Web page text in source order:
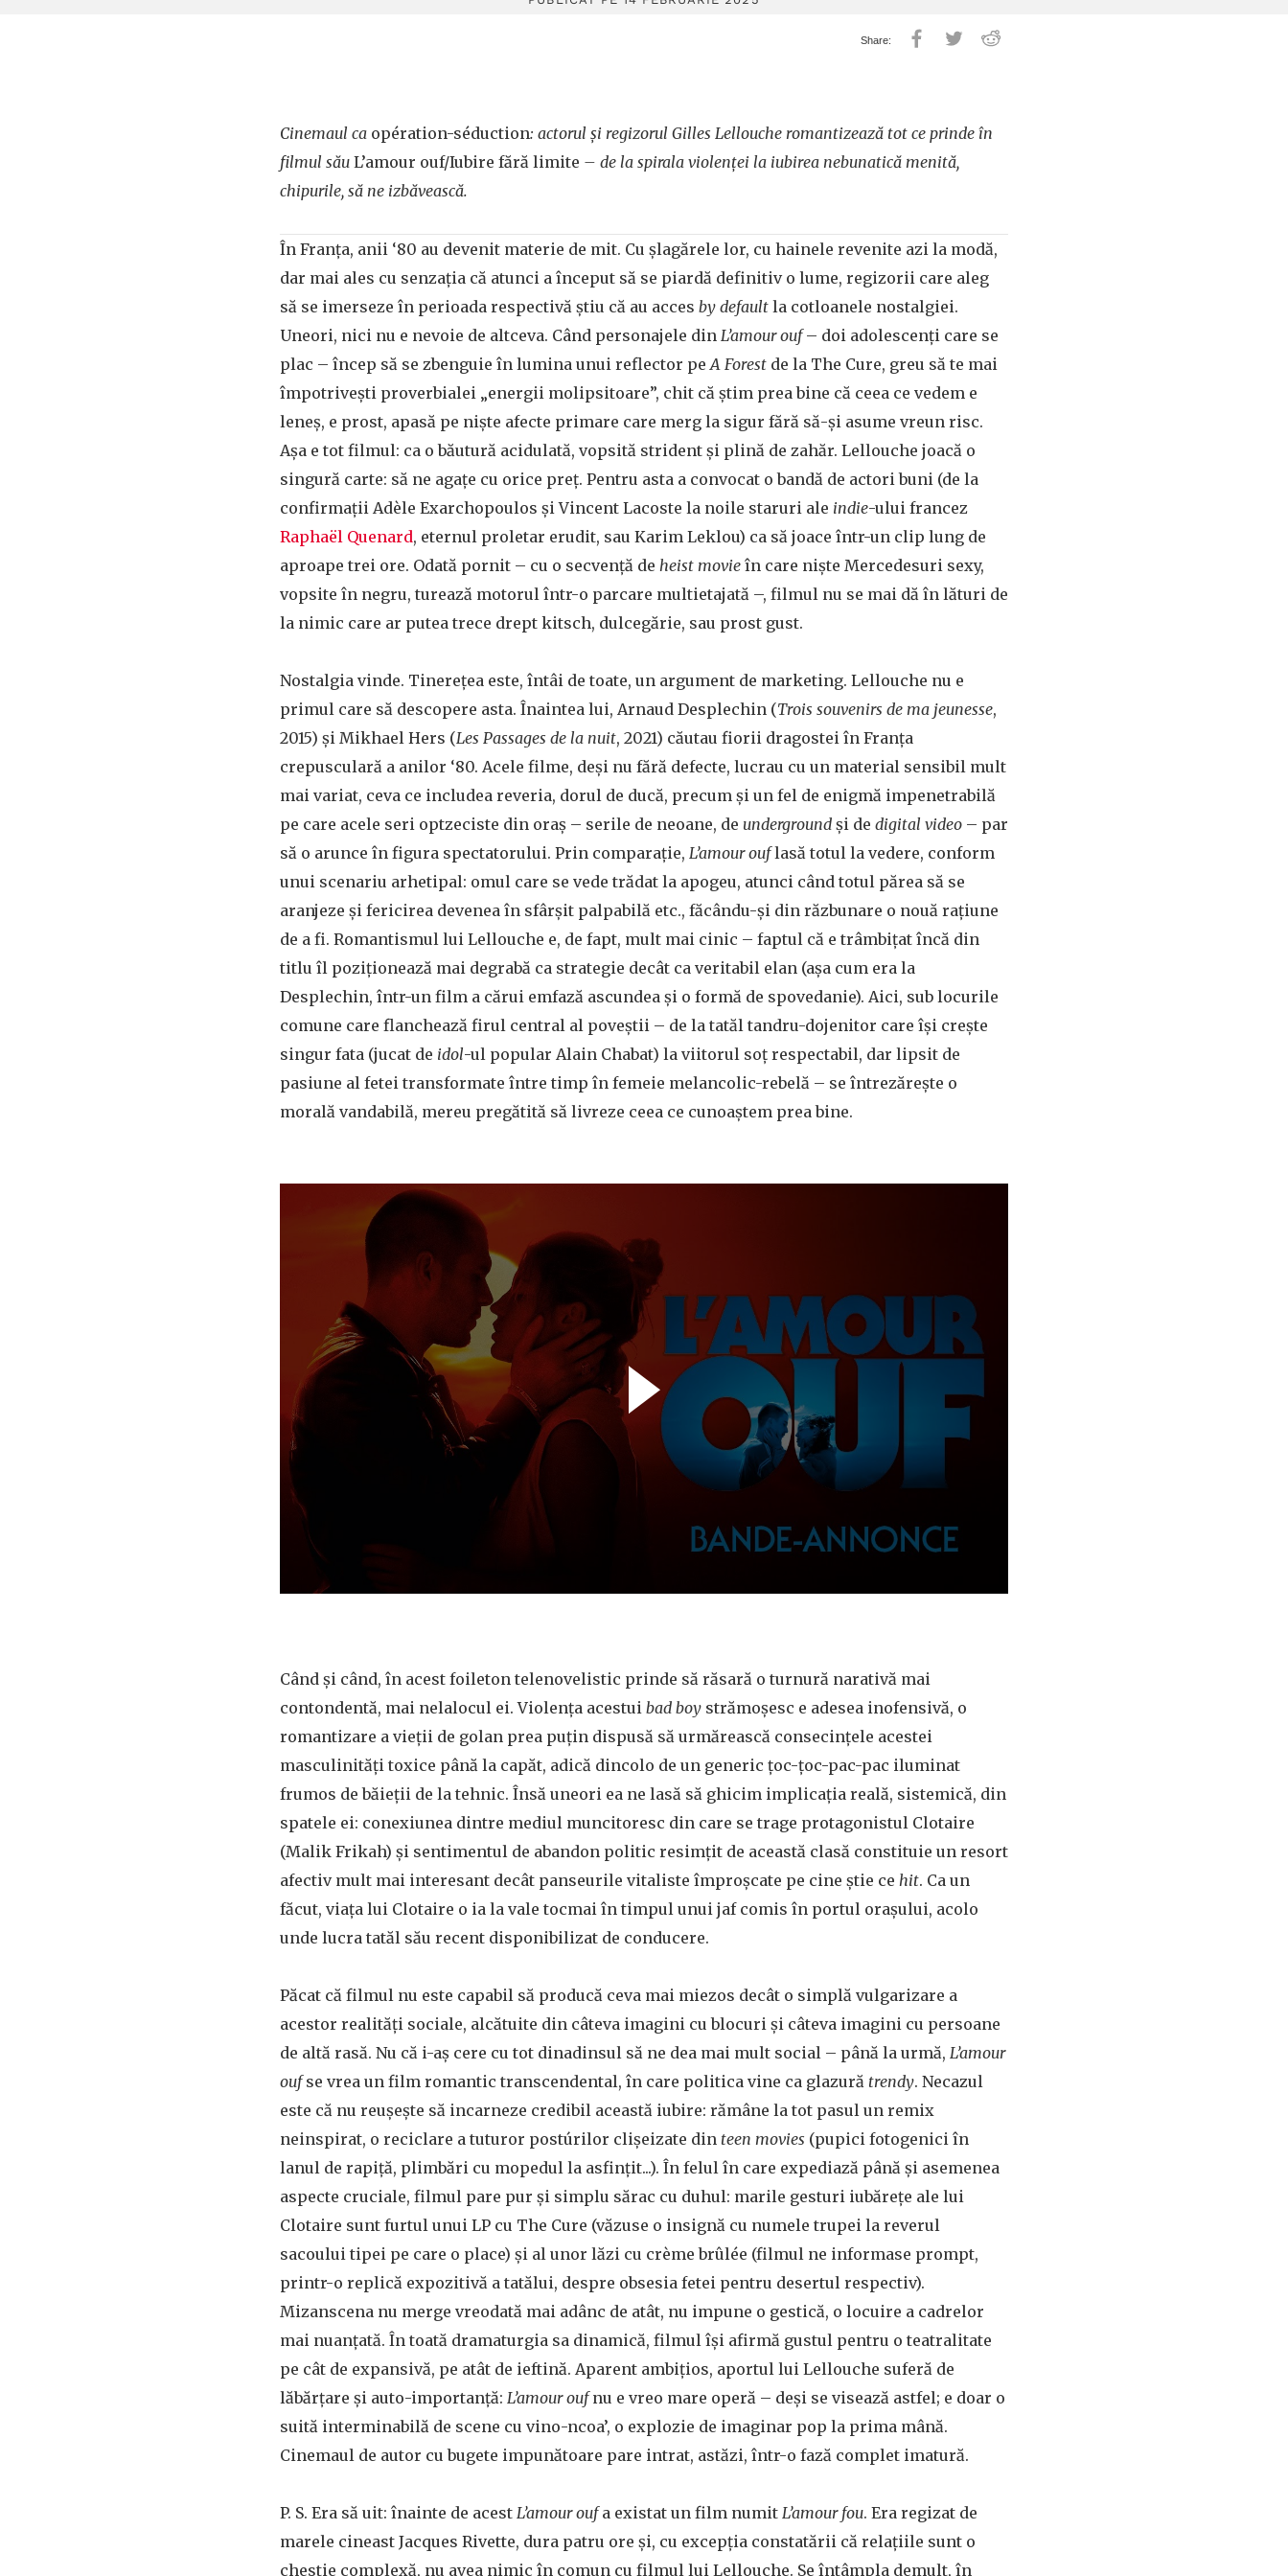
Cinemaul ca opération-séduction: actorul și regizorul Gilles Lellouche romantizează tot ce prinde în
filmul său L’amour ouf/Iubire fără limite – de la spirala violenței la iubirea nebunatică menită,
chipurile, să ne izbăvească.
În Franța, anii ‘80 au devenit materie de mit. Cu șlagărele lor, cu hainele revenite azi la modă,
dar mai ales cu senzația că atunci a început să se piardă definitiv o lume, regizorii care aleg
să se imerseze în perioada respectivă știu că au acces by default la cotloanele nostalgiei.
Uneori, nici nu e nevoie de altceva. Când personajele din L’amour ouf– doi adolescenți care se
plac – încep să se zbenguie în lumina unui reflector peA Forest de la The Cure, greu să te mai
împotrivești proverbialei „energii molipsitoare”, chit că știm prea bine că ceea ce vedem e
leneș, e prost, apasă pe niște afecte primare care merg la sigur fără să-și asume vreun risc.
Așa e tot filmul: ca o băutură acidulată, vopsită strident și plină de zahăr. Lellouche joacă o
singură carte: să ne agațe cu orice preț. Pentru asta a convocat o bandă de actori buni (de la
confirmații Adèle Exarchopoulos și Vincent Lacoste la noile staruri ale indie-ului francez
Raphaël Quenard, eternul proletar erudit, sau Karim Leklou) ca să joace într-un clip lung de
aproape trei ore. Odată pornit – cu o secvență de heist movie în care niște Mercedesuri sexy,
vopsite în negru, turează motorul într-o parcare multietajată –, filmul nu se mai dă în lături de
la nimic care ar putea trece drept kitsch, dulcegărie, sau prost gust.
Nostalgia vinde. Tinerețea este, întâi de toate, un argument de marketing. Lellouche nu e
primul care să descopere asta. Înaintea lui, Arnaud Desplechin (Trois souvenirs de ma jeunesse,
2015) și Mikhael Hers (Les Passages de la nuit, 2021) căutau fiorii dragostei în Franța
crepusculară a anilor ‘80. Acele filme, deși nu fără defecte, lucrau cu un material sensibil mult
mai variat, ceva ce includea reveria, dorul de ducă, precum și un fel de enigmă impenetrabilă
pe care acele seri optzeciste din oraș – serile de neoane, de underground și de digital video – par
să o arunce în figura spectatorului. Prin comparație, L’amour ouflasă totul la vedere, conform
unui scenariu arhetipal: omul care se vede trădat la apogeu, atunci când totul părea să se
aranjeze și fericirea devenea în sfârșit palpabilă etc., făcându-și din răzbunare o nouă rațiune
de a fi. Romantismul lui Lellouche e, de fapt, mult mai cinic – faptul că e trâmbițat încă din
titlu îl poziționează mai degrabă ca strategie decât ca veritabil elan (așa cum era la
Desplechin, într-un film a cărui emfază ascundea și o formă de spovedanie). Aici, sub locurile
comune care flanchează firul central al poveștii – de la tatăl tandru-dojenitor care își crește
singur fata (jucat de idol-ul popular Alain Chabat) la viitorul soț respectabil, dar lipsit de
pasiune al fetei transformate între timp în femeie melancolic-rebelă – se întrezărește o
morală vandabilă, mereu pregătită să livreze ceea ce cunoaștem prea bine.
Când și când, în acest foileton telenovelistic prinde să răsară o turnură narativă mai
contondentă, mai nelalocul ei. Violența acestui bad boy strămoșesc e adesea inofensivă, o
romantizare a vieții de golan prea puțin dispusă să urmărească consecințele acestei
masculinități toxice până la capăt, adică dincolo de un generic țoc-țoc-pac-pac iluminat
frumos de băieții de la tehnic. Însă uneori ea ne lasă să ghicim implicația reală, sistemică, din
spatele ei: conexiunea dintre mediul muncitoresc din care se trage protagonistul Clotaire
(Malik Frikah) și sentimentul de abandon politic resimțit de această clasă constituie un resort
afectiv mult mai interesant decât panseurile vitaliste împroșcate pe cine știe ce hit. Ca un
făcut, viața lui Clotaire o ia la vale tocmai în timpul unui jaf comis în portul orașului, acolo
unde lucra tatăl său recent disponibilizat de conducere.
Păcat că filmul nu este capabil să producă ceva mai miezos decât o simplă vulgarizare a
acestor realități sociale, alcătuite din câteva imagini cu blocuri și câteva imagini cu persoane
de altă rasă. Nu că i-aș cere cu tot dinadinsul să ne dea mai mult social – până la urmă, L’amour
oufse vrea un film romantic transcendental, în care politica vine ca glazură trendy. Necazul
este că nu reușește să incarneze credibil această iubire: rămâne la tot pasul un remix
neinspirat, o reciclare a tuturor postúrilor clișeizate din teen movies (pupici fotogenici în
lanul de rapiță, plimbări cu mopedul la asfințit...). În felul în care expediază până și asemenea
aspecte cruciale, filmul pare pur și simplu sărac cu duhul: marile gesturi iubărețe ale lui
Clotaire sunt furtul unui LP cu The Cure (văzuse o insignă cu numele trupei la reverul
sacoului tipei pe care o place) și al unor lăzi cu crème brûlée (filmul ne informase prompt,
printr-o replică expozitivă a tatălui, despre obsesia fetei pentru desertul respectiv).
Mizanscena nu merge vreodată mai adânc de atât, nu impune o gestică, o locuire a cadrelor
mai nuanțată. În toată dramaturgia sa dinamică, filmul își afirmă gustul pentru o teatralitate
pe cât de expansivă, pe atât de ieftină. Aparent ambițios, aportul lui Lellouche suferă de
lăbărțare și auto-importanță: L’amour oufnu e vreo mare operă – deși se visează astfel; e doar o
suită interminabilă de scene cu vino-ncoa’, o explozie de imaginar pop la prima mână.
Cinemaul de autor cu bugete impunătoare pare intrat, astăzi, într-o fază complet imatură.
P. S. Era să uit: înainte de acest L’amour oufa existat un film numit L’amour fou. Era regizat de
marele cineast Jacques Rivette, dura patru ore și, cu excepția constatării că relațiile sunt o
chestie complexă, nu avea nimic în comun cu filmul lui Lellouche. Se întâmpla demult, în